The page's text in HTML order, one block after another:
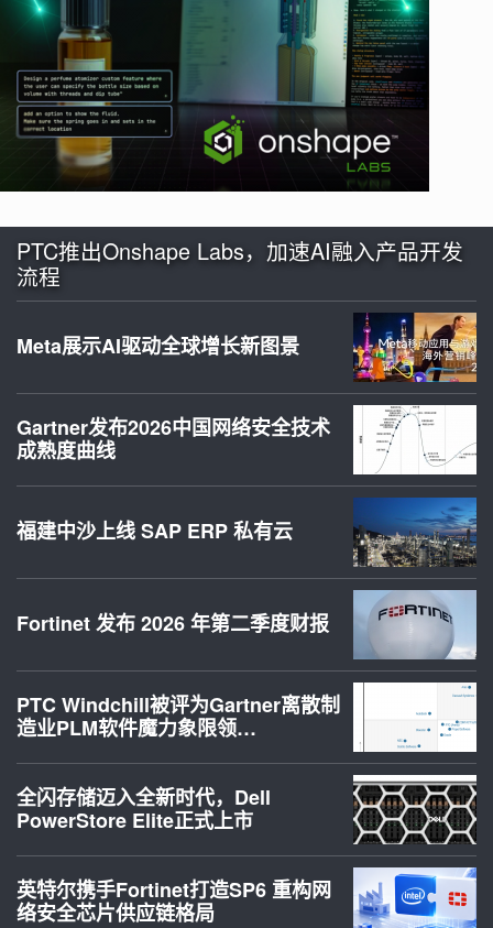
PTC推出Onshape Labs，加速AI融入产品开发
流程
Meta展示AI驱动全球增长新图景
Gartner发布2026中国网络安全技术
成熟度曲线
福建中沙上线 SAP ERP 私有云
Fortinet 发布 2026 年第二季度财报
PTC Windchill被评为Gartner离散制
造业PLM软件魔力象限领…
全闪存储迈入全新时代，Dell
PowerStore Elite正式上市
英特尔携手Fortinet打造SP6 重构网
络安全芯片供应链格局